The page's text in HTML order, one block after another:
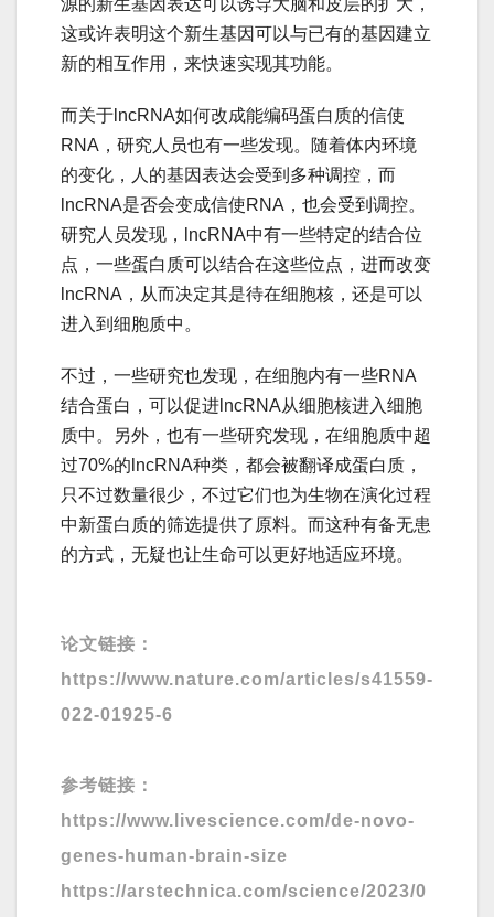
这或许表明这个新生基因可以与已有的基因建立
新的相互作用，来快速实现其功能。
而关于lncRNA如何改成能编码蛋白质的信使
RNA，研究人员也有一些发现。随着体内环境
的变化，人的基因表达会受到多种调控，而
lncRNA是否会变成信使RNA，也会受到调控。
研究人员发现，lncRNA中有一些特定的结合位
点，一些蛋白质可以结合在这些位点，进而改变
lncRNA，从而决定其是待在细胞核，还是可以
进入到细胞质中。
不过，一些研究也发现，在细胞内有一些RNA
结合蛋白，可以促进lncRNA从细胞核进入细胞
质中。另外，也有一些研究发现，在细胞质中超
过70%的lncRNA种类，都会被翻译成蛋白质，
只不过数量很少，不过它们也为生物在演化过程
中新蛋白质的筛选提供了原料。而这种有备无患
的方式，无疑也让生命可以更好地适应环境。
论文链接：
https://www.nature.com/articles/s41559-
022-01925-6
参考链接：
https://www.livescience.com/de-novo-
genes-human-brain-size
https://arstechnica.com/science/2023/0